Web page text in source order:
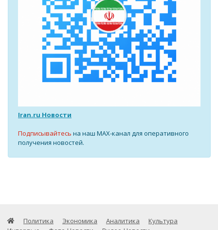
Iran.ru Новости
Подписывайтесь на наш MAX-канал для оперативного
получения новостей.
Политика Экономика Аналитика
Культура